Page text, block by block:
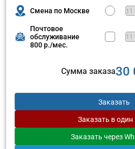
Смена по Москве
Почтовое
обслуживание
800 р./мес.
Сумма заказа30
Заказать
Заказать в один
Заказать через